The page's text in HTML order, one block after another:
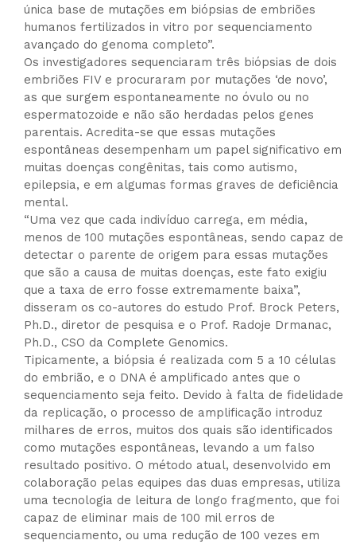
única base de mutações em biópsias de embriões
humanos fertilizados in vitro por sequenciamento
avançado do genoma completo”.
Os investigadores sequenciaram três biópsias de dois
embriões FIV e procuraram por mutações ‘de novo’,
as que surgem espontaneamente no óvulo ou no
espermatozoide e não são herdadas pelos genes
parentais. Acredita-se que essas mutações
espontâneas desempenham um papel significativo em
muitas doenças congênitas, tais como autismo,
epilepsia, e em algumas formas graves de deficiência
mental.
“Uma vez que cada indivíduo carrega, em média,
menos de 100 mutações espontâneas, sendo capaz de
detectar o parente de origem para essas mutações
que são a causa de muitas doenças, este fato exigiu
que a taxa de erro fosse extremamente baixa”,
disseram os co-autores do estudo Prof. Brock Peters,
Ph.D., diretor de pesquisa e o Prof. Radoje Drmanac,
Ph.D., CSO da Complete Genomics.
Tipicamente, a biópsia é realizada com 5 a 10 células
do embrião, e o DNA é amplificado antes que o
sequenciamento seja feito. Devido à falta de fidelidade
da replicação, o processo de amplificação introduz
milhares de erros, muitos dos quais são identificados
como mutações espontâneas, levando a um falso
resultado positivo. O método atual, desenvolvido em
colaboração pelas equipes das duas empresas, utiliza
uma tecnologia de leitura de longo fragmento, que foi
capaz de eliminar mais de 100 mil erros de
sequenciamento, ou uma redução de 100 vezes em